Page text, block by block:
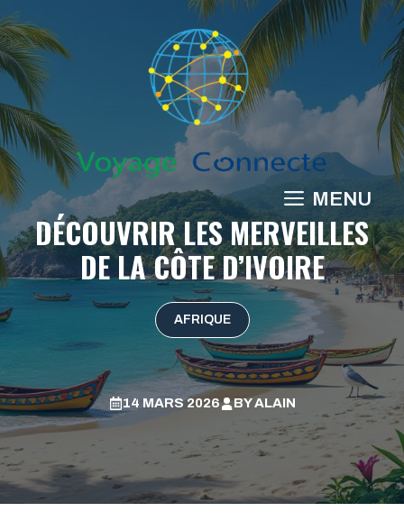
Aller
au
contenu
MENU
DÉCOUVRIR LES MERVEILLES
DE LA CÔTE D’IVOIRE
AFRIQUE
14 MARS 2026 BYALAIN